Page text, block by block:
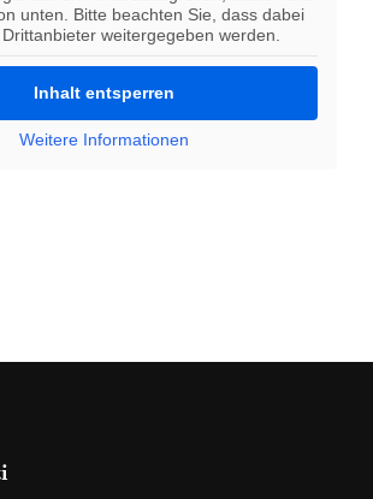
unten. Bitte beachten Sie, dass dabei
weitergegeben werden.
Inhalt entsperren
Weitere Informationen